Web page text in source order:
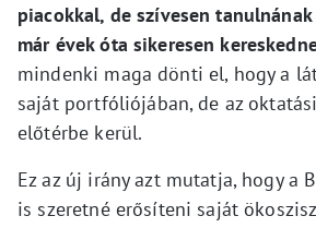
piacokkal, de szívesen
már évek óta sikeresen
mindenki maga dönti el, hogy a
saját portfóliójában, de az
előtérbe kerül.
Ez az új irány azt mutatja, hogy a
is szeretné erősíteni saját